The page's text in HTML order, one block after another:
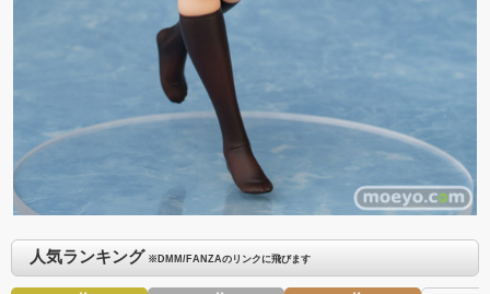
人気ランキング ※DMM/FANZAのリンクに飛びます